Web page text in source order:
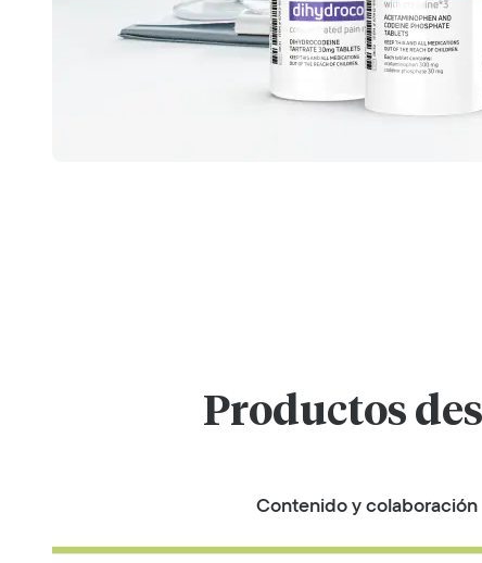
Productos
Contenido y colaboración